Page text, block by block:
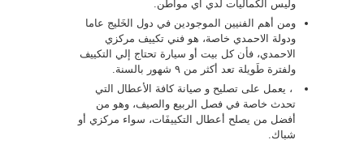
وليس الكماليات لدي اي مواطن.
ومن أهم الفنيين الموجودين في دول الخَليج عاما
ودولة الاحمدي خاصة، هو فني تكييف مركزي
الاحمدي، فأن كل بيت أو سيارة تحتاج إلي التكييف
ولفترة طَويلة تعد أكثر من ٩ شهور بالسنة.
، يعمل على تصليح و صيانة كافة الأعطال التي
تحدث خاصة في فصل الربيع والصيف، وهو من
أفضل من يصلح أعطال التكييفَات، سواء مركزي أو
شباك.